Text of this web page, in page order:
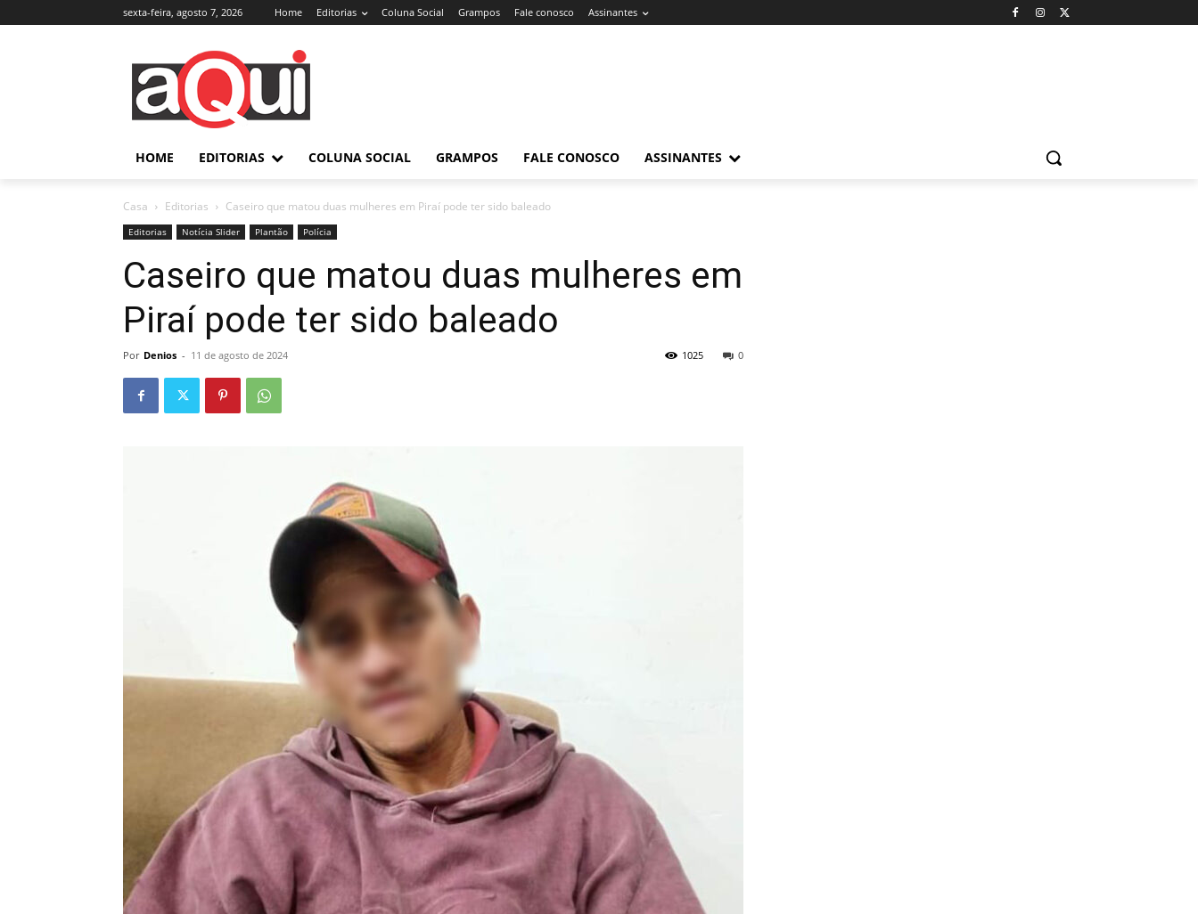
sexta-feira, agosto 7, 2026 Home Editorias Coluna Social Grampos Fale conosco Assinantes
HOME EDITORIAS COLUNA SOCIAL GRAMPOS FALE CONOSCO ASSINANTES
Casa Editorias Caseiro que matou duas mulheres em Piraí pode ter sido baleado
Editorias Notícia Slider Plantão Polícia
Caseiro que matou duas mulheres em
Piraí pode ter sido baleado
Por Denios - 11 de agosto de 2024 0
1025